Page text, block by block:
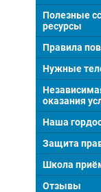
Полезные
ресурсы
Правила
Нужные
оказания
Наша
Защита
Школа
Отзывы